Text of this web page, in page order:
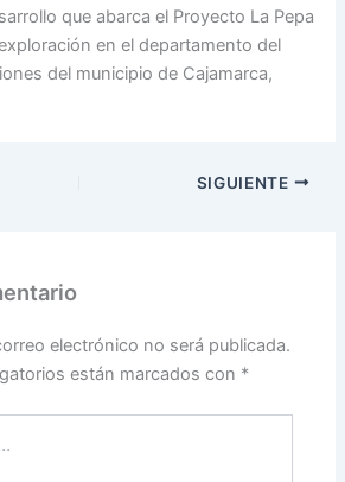
que abarca el Proyecto La Pepa
en el departamento del
del municipio de Cajamarca,
SIGUIENTE
electrónico no será publicada.
están marcados con *